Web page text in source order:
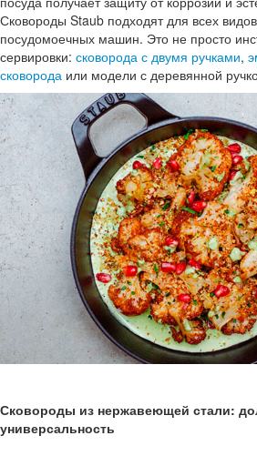
Сковороды Staub подходят для всех
посудомоечных машин. Это не просто
сервировки: сковорода с двумя ручками,
сковорода или модели с деревянной
Сковороды из нержавеющей стали:
универсальность